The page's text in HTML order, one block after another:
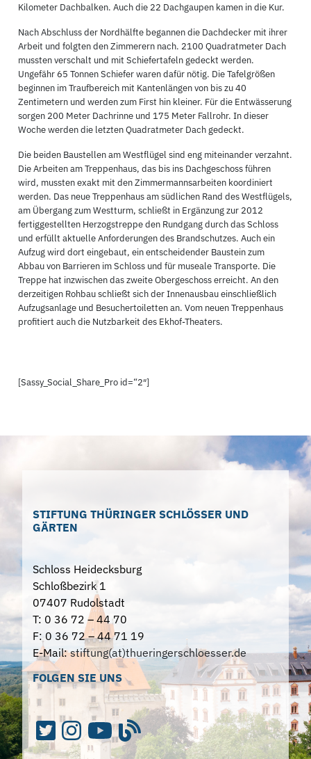
Kilometer Dachbalken. Auch die 22 Dachgaupen kamen in die Kur.
Nach Abschluss der Nordhälfte begannen die Dachdecker mit ihrer
Arbeit und folgten den Zimmerern nach. 2100 Quadratmeter Dach
mussten verschalt und mit Schiefertafeln gedeckt werden.
Ungefähr 65 Tonnen Schiefer waren dafür nötig. Die Tafelgrößen
beginnen im Traufbereich mit Kantenlängen von bis zu 40
Zentimetern und werden zum First hin kleiner. Für die Entwässerung
sorgen 200 Meter Dachrinne und 175 Meter Fallrohr. In dieser
Woche werden die letzten Quadratmeter Dach gedeckt.
Die beiden Baustellen am Westflügel sind eng miteinander verzahnt.
Die Arbeiten am Treppenhaus, das bis ins Dachgeschoss führen
wird, mussten exakt mit den Zimmermannsarbeiten koordiniert
werden. Das neue Treppenhaus am südlichen Rand des Westflügels,
am Übergang zum Westturm, schließt in Ergänzung zur 2012
fertiggestellten Herzogstreppe den Rundgang durch das Schloss
und erfüllt aktuelle Anforderungen des Brandschutzes. Auch ein
Aufzug wird dort eingebaut, ein entscheidender Baustein zum
Abbau von Barrieren im Schloss und für museale Transporte. Die
Treppe hat inzwischen das zweite Obergeschoss erreicht. An den
derzeitigen Rohbau schließt sich der Innenausbau einschließlich
Aufzugsanlage und Besuchertoiletten an. Vom neuen Treppenhaus
profitiert auch die Nutzbarkeit des Ekhof-Theaters.
[Sassy_Social_Share_Pro id=“2″]
STIFTUNG THÜRINGER SCHLÖSSER UND
GÄRTEN
Schloss Heidecksburg
Schloßbezirk 1
07407 Rudolstadt
T: 0 36 72 – 44 70
F: 0 36 72 – 44 71 19
E-Mail:stiftung(at)thueringerschloesser.de
FOLGEN SIE UNS